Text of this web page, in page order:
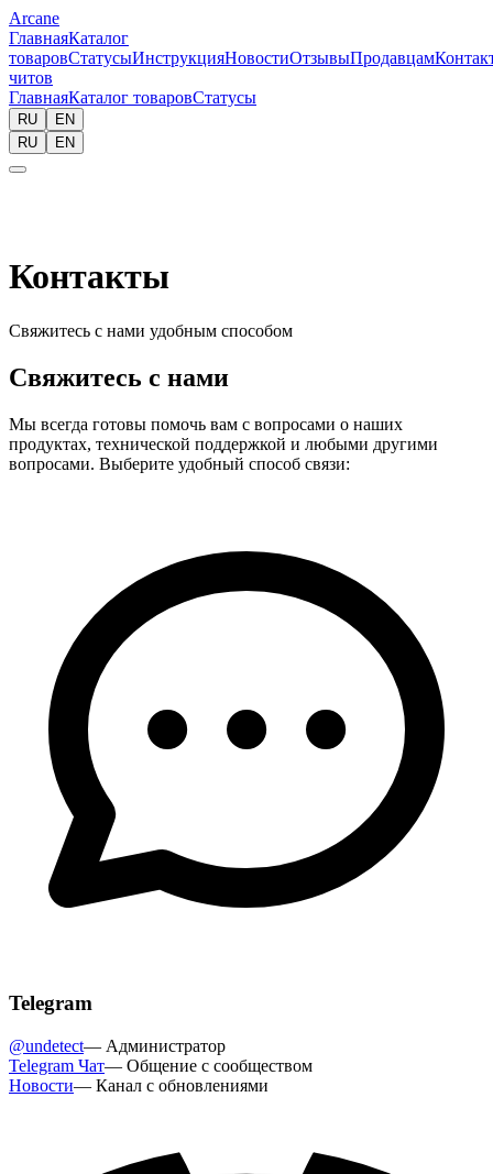
Arcane
ГлавнаяКаталог
товаровСтатусыИнструкцияНовостиОтзывыПродавцам
читов
ГлавнаяКаталог товаровСтатусы
RU
EN
RU
EN
Контакты
Свяжитесь с нами удобным способом
Свяжитесь с нами
Мы всегда готовы помочь вам с вопросами о наших
продуктах, технической поддержкой и любыми другими
вопросами. Выберите удобный способ связи:
Telegram
@undetect— Администратор
Telegram Чат— Общение с сообществом
Новости— Канал с обновлениями